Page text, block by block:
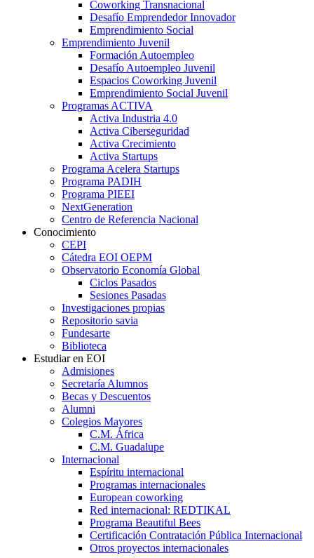
Coworking Transnacional
Desafío Emprendedor Innovador
Emprendimiento Social
Emprendimiento Juvenil
Formación Autoempleo
Desafío Autoempleo Juvenil
Espacios Coworking Juvenil
Emprendimiento Social Juvenil
Programas ACTIVA
Activa Industria 4.0
Activa Ciberseguridad
Activa Crecimiento
Activa Startups
Programa Acelera Startups
Programa PADIH
Programa PIEEI
NextGeneration
Centro de Referencia Nacional
Conocimiento
CEPI
Cátedra EOI OEPM
Observatorio Economía Global
Ciclos Pasados
Sesiones Pasadas
Investigaciones propias
Repositorio savia
Fundesarte
Biblioteca
Estudiar en EOI
Admisiones
Secretaría Alumnos
Becas y Descuentos
Alumni
Colegios Mayores
C.M. África
C.M. Guadalupe
Internacional
Espíritu internacional
Programas internacionales
European coworking
Red internacional: REDTIKAL
Programa Beautiful Bees
Certificación Contratación Pública Internacional
Otros proyectos internacionales